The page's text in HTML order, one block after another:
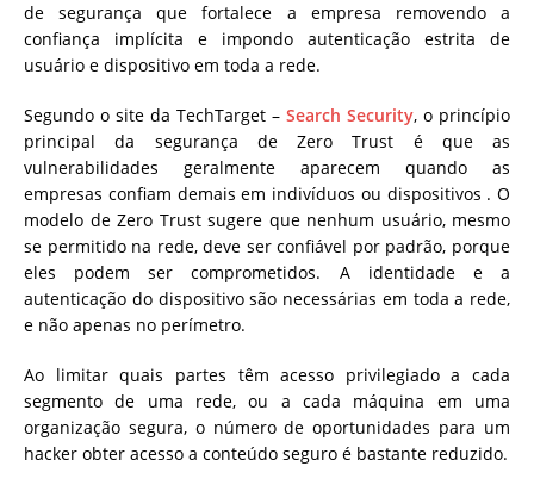
de segurança que fortalece a empresa removendo a
confiança implícita e impondo autenticação estrita de
usuário e dispositivo em toda a rede.
Segundo o site da TechTarget – Search Security, o princípio
principal da segurança de Zero Trust é que as
vulnerabilidades geralmente aparecem quando as
empresas confiam demais em indivíduos ou dispositivos . O
modelo de Zero Trust sugere que nenhum usuário, mesmo
se permitido na rede, deve ser confiável por padrão, porque
eles podem ser comprometidos. A identidade e a
autenticação do dispositivo são necessárias em toda a rede,
e não apenas no perímetro.
Ao limitar quais partes têm acesso privilegiado a cada
segmento de uma rede, ou a cada máquina em uma
organização segura, o número de oportunidades para um
hacker obter acesso a conteúdo seguro é bastante reduzido.